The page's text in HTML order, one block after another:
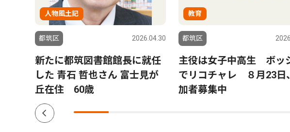
人物風土記
都筑区 2026.04.30
新たに都筑図書館館長に就任
した 青石 哲也さん 富士見が
丘在住 60歳
教育
都筑区
主役は女子中高生 ボッ
でリコチャレ ８月23日
加者募集中